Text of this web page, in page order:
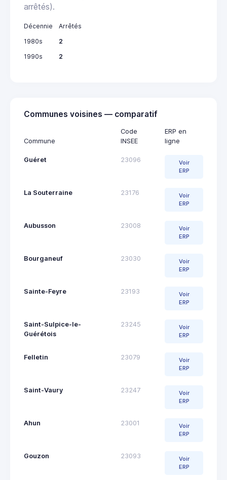
arrêtés).
Décennie
Arrêtés
1980s
2
1990s
2
Communes voisines — comparatif
Commune
Code
INSEE
ERP en
ligne
Guéret 23096
Voir
ERP
La Souterraine 23176
Voir
ERP
Aubusson 23008
Voir
ERP
Bourganeuf 23030
Voir
ERP
Sainte-Feyre 23193
Voir
ERP
Saint-Sulpice-le-
Guérétois
23245
Voir
ERP
Felletin 23079
Voir
ERP
Saint-Vaury 23247
Voir
ERP
Ahun 23001
Voir
ERP
Gouzon 23093
Voir
ERP